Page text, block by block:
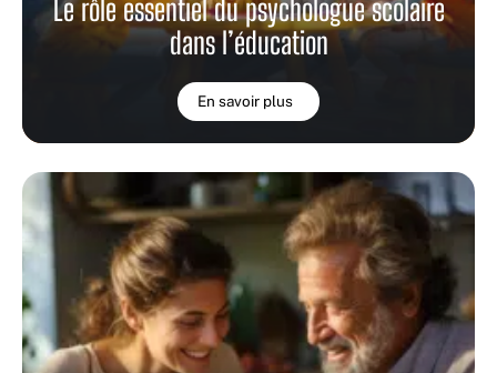
Le rôle essentiel du psychologue scolaire
dans l’éducation
En savoir plus